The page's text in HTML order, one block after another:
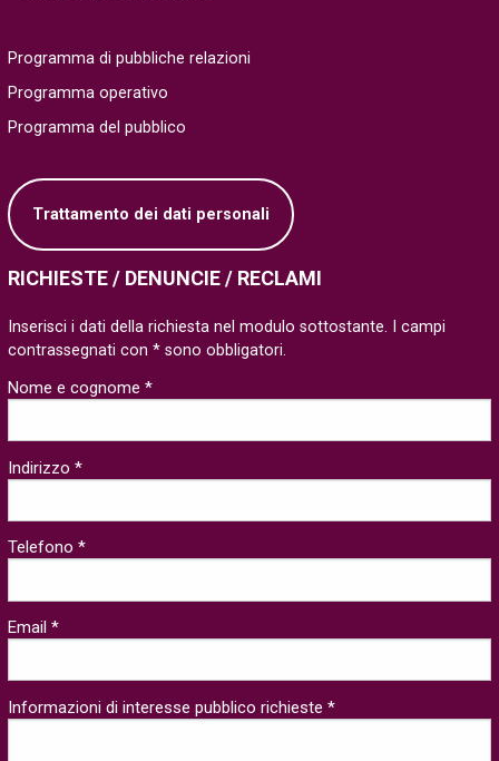
Programma di pubbliche relazioni
Programma operativo
Programma del pubblico
Trattamento dei dati personali
RICHIESTE / DENUNCIE / RECLAMI
Inserisci i dati della richiesta nel modulo sottostante. I campi
contrassegnati con * sono obbligatori.
Nome e cognome *
Indirizzo *
Telefono *
Email *
Informazioni di interesse pubblico richieste *